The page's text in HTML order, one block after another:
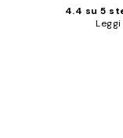
4.4 su 5